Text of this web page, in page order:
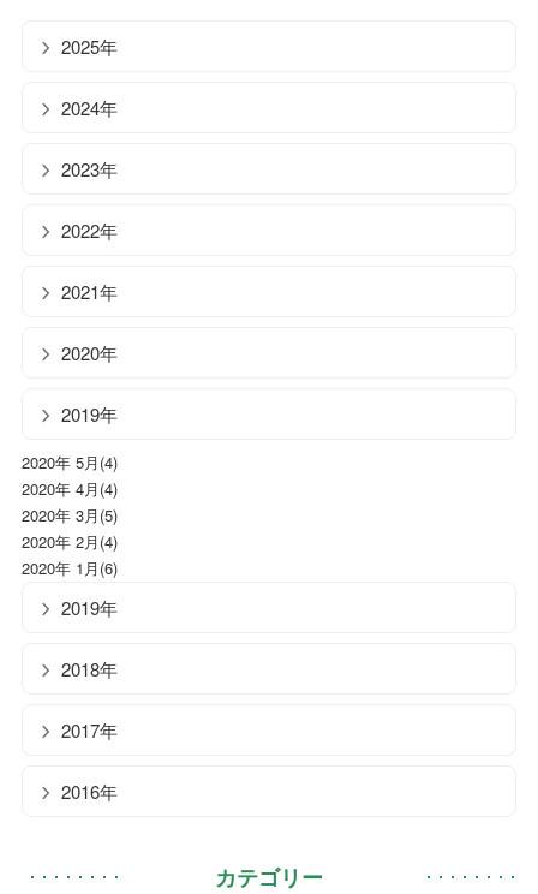
2025年
2024年
2023年
2022年
2021年
2020年
2019年
2020年 5月(4)
2020年 4月(4)
2020年 3月(5)
2020年 2月(4)
2020年 1月(6)
2019年
2018年
2017年
2016年
カテゴリー